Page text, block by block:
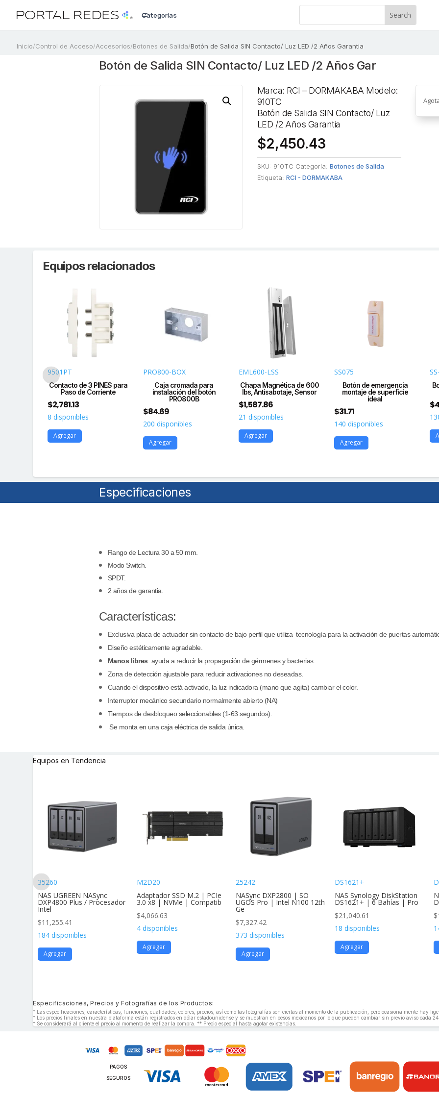
a
Categorías
Inicio/Control de Acceso/Accesorios/Botones de Salida/Botón de Salida SIN Contacto/ Luz LED /2 Años Garantia
Botón de Salida SIN Contacto/ Luz LED /2 Años Gar
Marca: RCI – DORMAKABA Modelo:
910TC
Botón de Salida SIN Contacto/ Luz
LED /2 Años Garantia
$2,450.43
SKU: 910TC Categoría: Botones de Salida
Etiqueta: RCI - DORMAKABA
Equipos relacionados
9501PT
Contacto de 3 PINES para
Paso de Corriente
$2,781.13
8 disponibles
Agregar
PRO800-BOX
Caja cromada para
instalación del botón
PRO800B
$84.69
200 disponibles
Agregar
EML600-LSS
Chapa Magnética de 600
lbs, Antisabotaje, Sensor
$1,587.86
21 disponibles
Agregar
SS075
Botón de emergencia
montaje de superficie
ideal
$31.71
140 disponibles
Agregar
$
Especificaciones
Rango de Lectura 30 a 50 mm.
Modo Switch.
SPDT.
2 años de garantia.
Características:
Exclusiva placa de actuador sin contacto de bajo perfil que utilizatecnología para la activación de puertas
Diseño estéticamente agradable.
Manos libres: ayuda a reducir la propagación de gérmenes y bacterias.
Zona de detección ajustable para reducir activaciones no deseadas.
Cuando el dispositivo está activado, la luz indicadora (mano que agita) cambiar el color.
Interruptor mecánico secundario normalmente abierto (NA)
Tiempos de desbloqueo seleccionables (1-63 segundos).
Se monta en una caja eléctrica de salida única.
Equipos en Tendencia
35260
NAS UGREEN NASync
DXP4800 Plus / Procesador
Intel
$11,255.41
184 disponibles
Agregar
M2D20
Adaptador SSD M.2 | PCIe
3.0 x8 | NVMe | Compatib
$4,066.63
4 disponibles
Agregar
25242
NASync DXP2800 | SO
UGOS Pro | Intel N100 12th
Ge
$7,327.42
373 disponibles
Agregar
DS1621+
NAS Synology DiskStation
DS1621+ | 6 Bahías | Pro
$21,040.61
18 disponibles
Agregar
$
Especificaciones, Precios y Fotografías de los Productos:
* Las especificaciones, características, funciones, cualidades, colores, precios, así como las fotografías son ciertas al momento de la publicación, pero ocasionalmente hay
* Los precios finales en nuestra plataforma están registrados en dólar estadounidense y se muestran en pesos mexicanos por lo que pueden cambiar sin previo aviso cada 24
* Se considerará al cliente el precio al momento de realizar la compra. ** Precio especial hasta agotar existencias.
PAGOS
SEGUROS